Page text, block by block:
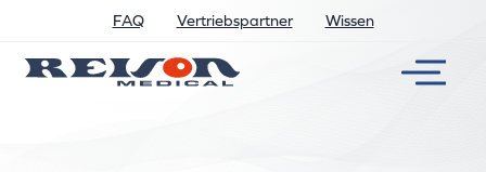
FAQ Vertriebspartner Wissen